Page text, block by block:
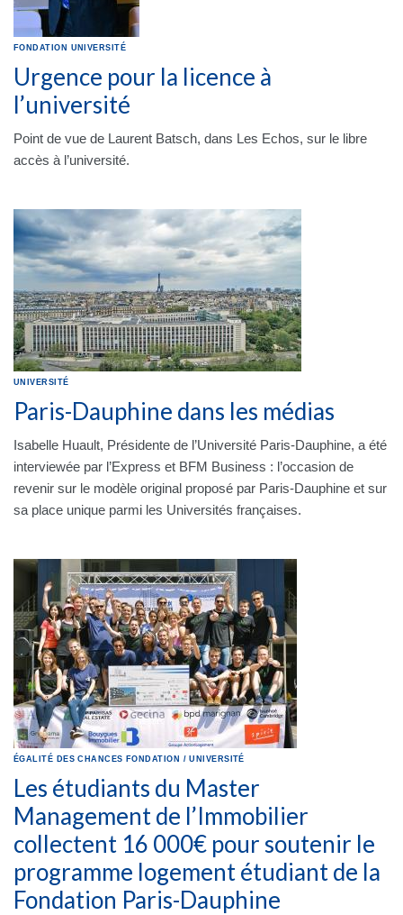
FONDATION UNIVERSITÉ
Urgence pour la licence à
l’université
Point de vue de Laurent Batsch, dans Les Echos, sur le libre
accès à l’université.
UNIVERSITÉ
Paris-Dauphine dans les médias
Isabelle Huault, Présidente de l’Université Paris-Dauphine, a été
interviewée par l’Express et BFM Business : l’occasion de
revenir sur le modèle original proposé par Paris-Dauphine et sur
sa place unique parmi les Universités françaises.
ÉGALITÉ DES CHANCES FONDATION /UNIVERSITÉ
Les étudiants du Master
Management de l’Immobilier
collectent 16 000€ pour soutenir le
programme logement étudiant de la
Fondation Paris-Dauphine